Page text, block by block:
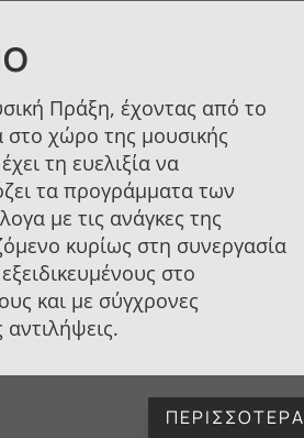
Πράξη, έχοντας από το
στο χώρο της μουσικής
τη ευελιξία να
τα προγράμματα των
με τις ανάγκες της
κυρίως στη συνεργασία
στο
και με σύγχρονες
αντιλήψεις.
ΠΕΡΙΣΣΟΤΕΡΑ